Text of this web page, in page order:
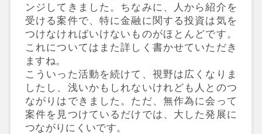
ンジしてきました。ちなみに、人から紹介を
受ける案件で、特に金融に関する投資は気を
つけなければいけないものがほとんどです。
これについてはまた詳しく書かせていただき
ますね。
こういった活動を続けて、視野は広くなりま
したし、浅いかもしれないけれども人とのつ
ながりはできました。ただ、無作為に会って
案件を見つけているだけでは、大した発展に
つながりにくいです。